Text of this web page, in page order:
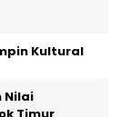
Kultural
Nilai